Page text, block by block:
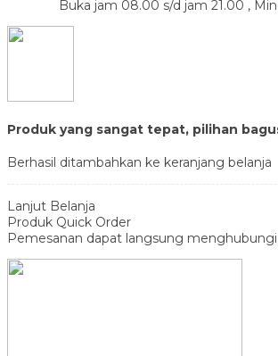
Buka jam 08.00 s/d jam 21.00 ,
Produk yang sangat tepat, pilihan
Berhasil ditambahkan ke keranjang belanja
Lanjut Belanja
Produk Quick Order
Pemesanan dapat langsung